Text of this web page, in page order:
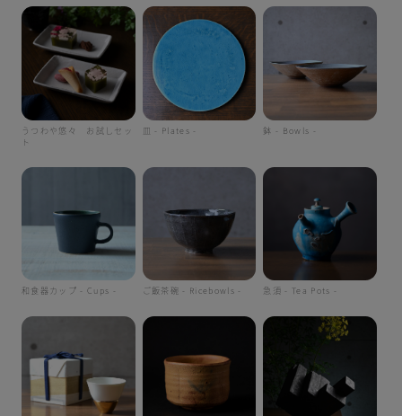
うつわや悠々 お試しセッ
ト
皿 - Plates - 鉢 - Bowls -
和食器カップ - Cups - ご飯茶碗 - Ricebowls - 急須 - Tea Pots -